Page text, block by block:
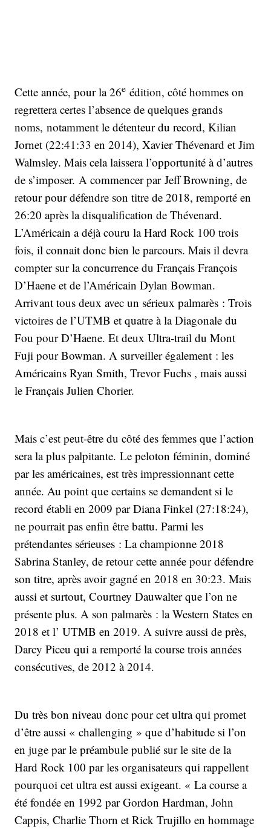
Cette année, pour la 26e édition, côté hommes on
regrettera certes l’absence de quelques grands
noms, notamment le détenteur du record, Kilian
Jornet (22:41:33 en 2014), Xavier Thévenard et Jim
Walmsley. Mais cela laissera l’opportunité à d’autres
de s’imposer. A commencer par Jeff Browning, de
retour pour défendre son titre de 2018, remporté en
26:20 après la disqualification de Thévenard.
L’Américain a déjà couru la Hard Rock 100 trois
fois, il connait donc bien le parcours. Mais il devra
compter sur la concurrence du Français François
D’Haene et de l’Américain Dylan Bowman.
Arrivant tous deux avec un sérieux palmarès : Trois
victoires de l’UTMB et quatre à la Diagonale du
Fou pour D’Haene. Et deux Ultra-trail du Mont
Fuji pour Bowman. A surveiller également : les
Américains Ryan Smith, Trevor Fuchs , mais aussi
le Français Julien Chorier.
Mais c’est peut-être du côté des femmes que l’action
sera la plus palpitante. Le peloton féminin, dominé
par les américaines, est très impressionnant cette
année. Au point que certains se demandent si le
record établi en 2009 par Diana Finkel (27:18:24),
ne pourrait pas enfin être battu. Parmi les
prétendantes sérieuses : La championne 2018
Sabrina Stanley, de retour cette année pour défendre
son titre, après avoir gagné en 2018 en 30:23. Mais
aussi et surtout, Courtney Dauwalter que l’on ne
présente plus. A son palmarès : la Western States en
2018 et l’ UTMB en 2019. A suivre aussi de près,
Darcy Piceu qui a remporté la course trois années
consécutives, de 2012 à 2014.
Du très bon niveau donc pour cet ultra qui promet
d’être aussi « challenging » que d’habitude si l’on
en juge par le préambule publié sur le site de la
Hard Rock 100 par les organisateurs qui rappellent
pourquoi cet ultra est aussi exigeant. « La course a
été fondée en 1992 par Gordon Hardman, John
Cappis, Charlie Thorn et Rick Trujillo en hommage